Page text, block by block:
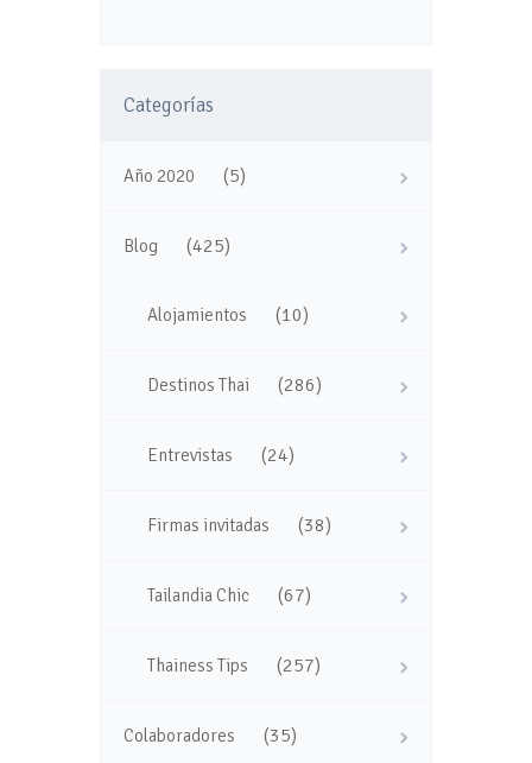
Categorías
Año 2020 (5)
Blog (425)
Alojamientos (10)
Destinos Thai (286)
Entrevistas (24)
Firmas invitadas (38)
Tailandia Chic (67)
Thainess Tips (257)
Colaboradores (35)